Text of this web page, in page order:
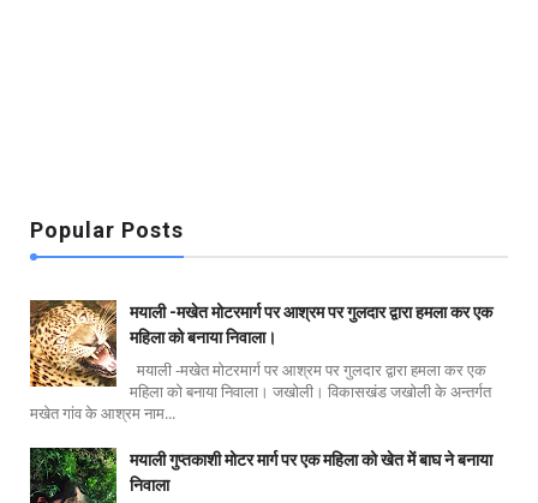
Popular Posts
मयाली -मखेत मोटरमार्ग पर आश्रम पर गुलदार द्वारा हमला कर एक
महिला को बनाया निवाला।
मयाली -मखेत मोटरमार्ग पर आश्रम पर गुलदार द्वारा हमला कर एक
महिला को बनाया निवाला। जखोली। विकासखंड जखोली के अन्तर्गत
मखेत गांव के आश्रम नाम...
मयाली गुप्तकाशी मोटर मार्ग पर एक महिला को खेत में बाघ ने बनाया
निवाला